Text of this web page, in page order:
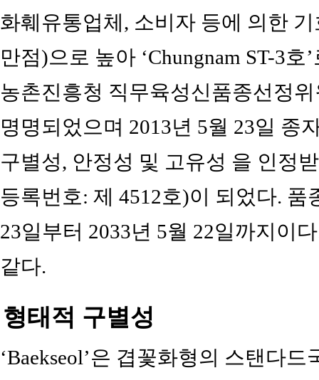
화훼유통업체, 소비자 등에 의한
만점)으로 높아 ‘Chungnam ST-3
농촌진흥청 직무육성신품종선정위
명명되었으며 2013년 5월 23일 종
구별성, 안정성 및 고유성 을 인정
등록번호: 제 4512호)이 되었다.
23일부터 2033년 5월 22일까지이
같다.
형태적 구별성
‘Baekseol’은 겹꽃화형의 스탠다